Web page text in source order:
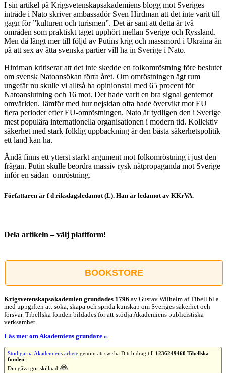
bild
I sin artikel på Krigsvetenskapsakademiens blogg mot Sveriges
inträde i Nato skriver ambassadör Sven Hirdman att det inte varit till
gagn för ”kulturen och turismen”. Det är sant att detta är två
områden som praktiskt taget upphört mellan Sverige och Ryssland.
Men då långt mer till följd av Putins krig och massmord i Ukraina än
på att sex av åtta svenska partier vill ha in Sverige i Nato.
Hirdman kritiserar att det inte skedde en folkomröstning före beslutet
om svensk Natoansökan förra året. Om omröstningen ägt rum
ungefär nu skulle vi alltså ha opinionstal med 65 procent för
Natoanslutning och 16 mot. Det hade varit en bra signal gentemot
omvärlden. Jämför med hur nejsidan ofta hade övervikt mot EU
flera perioder efter EU-omröstningen. Nato är tydligen den i Sverige
mest populära internationella organisationen i modern tid. Kollektiv
säkerhet med stark folklig uppbackning är den bästa säkerhetspolitik
ett land kan ha.
Ändå finns ett ytterst starkt argument mot folkomröstning i just den
frågan. Putin skulle beordra massiv rysk nätpropaganda mot Sverige
inför en sådan omröstning.
Författaren är f d riksdagsledamot (L). Han är ledamot av KKrVA.
Dela artikeln – välj plattform!
post
BOOKSTORE
Krigsvetenskap­sakademien grundades 1796 av Gustav Wilhelm af Tibell bl a
med uppgiften att söka, skapa och sprida kunskap om Sveriges säkerhet och
försvar. Tibellska fonden bildades för att stödja Akademiens publicistiska
verksamhet.
Läs mer om Akademiens grundare »
Stöd gärna Akademiens arbetegenom att swisha Ditt bidrag till 1236249460 Tibellska
fonden.
Din gåva gör skillnad 🙏